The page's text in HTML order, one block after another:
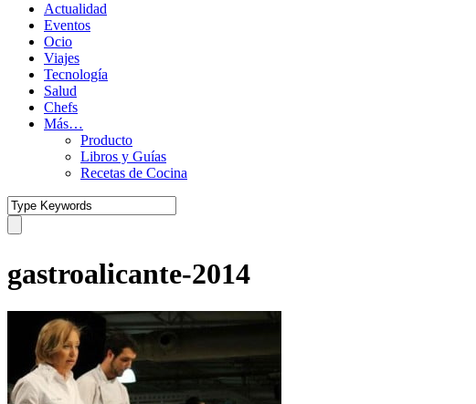
Actualidad
Eventos
Ocio
Viajes
Tecnología
Salud
Chefs
Más…
Producto
Libros y Guías
Recetas de Cocina
gastroalicante-2014